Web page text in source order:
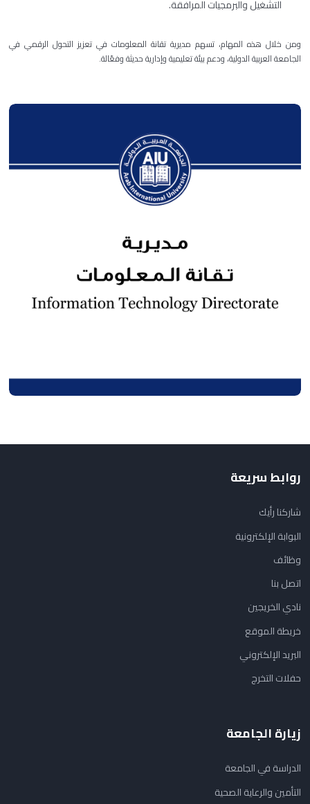
التشغيل والبرمجيات المرافقة.
ومن خلال هذه المهام، تسهم مديرية تقانة المعلومات في تعزيز التحول الرقمي في
الجامعة العربية الدولية، ودعم بيئة تعليمية وإدارية حديثة وفعّالة.
روابط سريعة
شاركنا رأيك
البوابة الإلكترونية
وظائف
اتصل بنا
نادي الخريجين
خريطة الموقع
البريد الإلكتروني
حفلات التخرج
زيارة الجامعة
الدراسة في الجامعة
التأمين والرعاية الصحية